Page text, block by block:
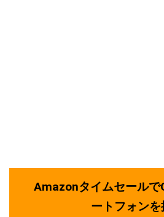
Amazonタイムセールで
ートフォンを